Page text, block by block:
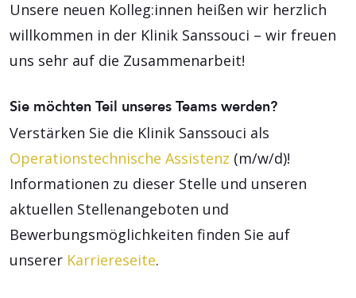
Unsere neuen Kolleg:innen heißen wir herzlich
willkommen in der Klinik Sanssouci – wir freuen
uns sehr auf die Zusammenarbeit!
Sie möchten Teil unseres Teams werden?
Verstärken Sie die Klinik Sanssouci als
Operationstechnische Assistenz (m/w/d)!
Informationen zu dieser Stelle und unseren
aktuellen Stellenangeboten und
Bewerbungsmöglichkeiten finden Sie auf
unserer Karriereseite.